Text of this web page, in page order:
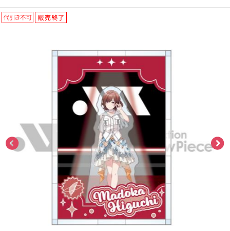
EVENT
その他先行受付
プレミアム会員とは
テイルズ オブ シリーズ
太鼓の達人
ACE COMBAT
ナムコクラシック
スサノオマジック